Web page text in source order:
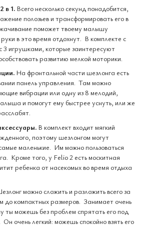
в 1. Всего несколько секунд понадобится,
полозьев и трансформировать его в
поможет твоему малышу
в это время отдохнут. В комплекте с
3 игрушками, которые заинтересуют
развитию мелкой моторики.
На фронтальной части шезлонга есть
панель управления. Там можно
вибрации или одну из 8 мелодий,
и помогут ему быстрее уснуть, или же
В комплект входит мягкий
поэтому шезлонгом могут
маленькие. Им можно пользоваться
Кроме того, у Felio 2 есть москитная
ребенка от насекомых во время отдыха
можно сложить и разложить всего за
до компактных размеров. Занимает очень
ты можешь без проблем спрятать его под
очень легкий: можешь спокойно взять его